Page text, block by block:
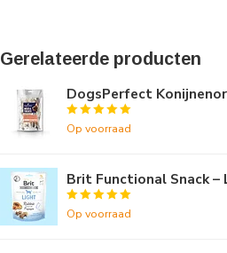
Gerelateerde producten
DogsPerfect
Op voorraad
Brit Functional Snack
Op voorraad